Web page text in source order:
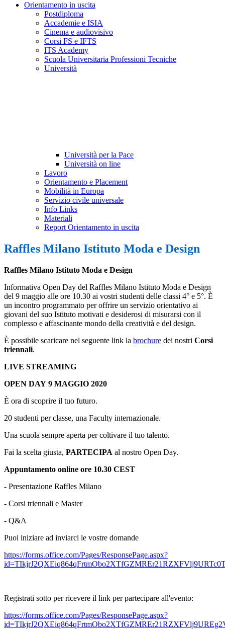
Orientamento in uscita
Postdiploma
Accademie e ISIA
Cinema e audiovisivo
Corsi FS e IFTS
ITS Academy
Scuola Universitaria Professioni Tecniche
Università
Università per la Pace
Università on line
Lavoro
Orientamento e Placement
Mobilità in Europa
Servizio civile universale
Info Links
Materiali
Report Orientamento in uscita
Raffles Milano Istituto Moda e Design
Raffles Milano Istituto Moda e Design
Informativa Open Day del Raffles Milano Istituto Moda e Design
del 9 maggio alle ore 10.30 ai vostri studenti delle classi 4° e 5°. È
un incontro programmato per offrire un servizio orientativo ai
giovani del suo Istituto motivati e desiderosi di misurarsi con il
complesso e affascinante mondo della creatività e del design.
È possibile scaricare nel seguente link la brochure dei nostri Corsi
triennali.
LIVE STREAMING
OPEN DAY 9 MAGGIO 2020
È ora di scoprire il tuo futuro.
20 studenti per classe, una Faculty internazionale.
Una scuola sempre aperta per coltivare il tuo talento.
Fai la scelta giusta, PARTECIPA al nostro Open Day.
Appuntamento online ore 10.30 CEST
- Presentazione Raffles Milano
- Corsi triennali e Master
- Q&A
Puoi iniziare ad inviarci le vostre domande
https://forms.office.com/Pages/ResponsePage.aspx?
Registrati sotto per ricevere il link per partecipare all'evento:
https://forms.office.com/Pages/ResponsePage.aspx?